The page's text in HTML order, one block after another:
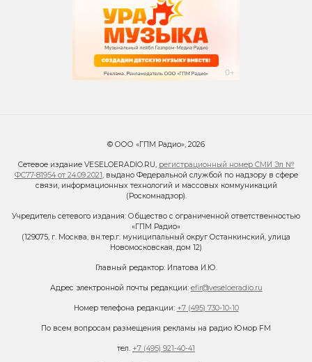
© ООО «ГПМ Радио», 2026
Сетевое издание VESELOERADIO.RU, регистрационный номер СМИ Эл №
ФС77-81954 от 24.09.2021, выдано Федеральной службой по надзору в сфере
связи, информационных технологий и массовых коммуникаций
(Роскомнадзор).
Учредитель сетевого издания: Общество с ограниченной ответственностью
«ГПМ Радио»
(129075, г. Москва, вн.тер.г. муниципальный округ Останкинский, улица
Новомосковская, дом 12)
Главный редактор: Ипатова И.Ю.
Адрес электронной почты редакции: efir@veseloeradio.ru
Номер телефона редакции: +7 (495) 730-10-10
По всем вопросам размещения рекламы на радио Юмор FM
тел. +7 (495) 921-40-41